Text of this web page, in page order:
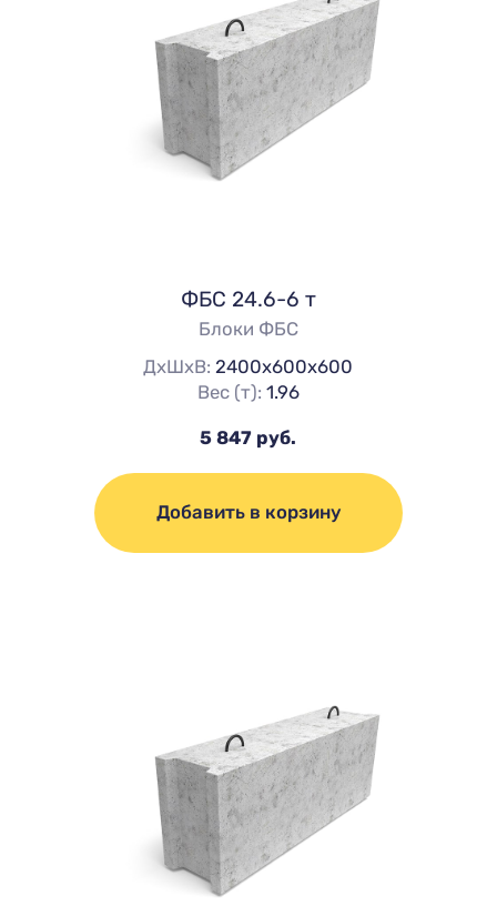
ФБС 24.6-6 т
Блоки ФБС
ДхШхВ: 2400х600х600
Вес (т): 1.96
5 847 руб.
Добавить в корзину